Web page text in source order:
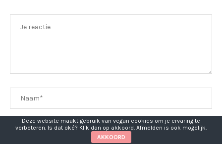
Deze website maakt gebruik van vegan cookies om je ervaring te
verbeteren. Is dat oké? Klik dan op akkoord. Afmelden is ook mogelijk.
AKKOORD